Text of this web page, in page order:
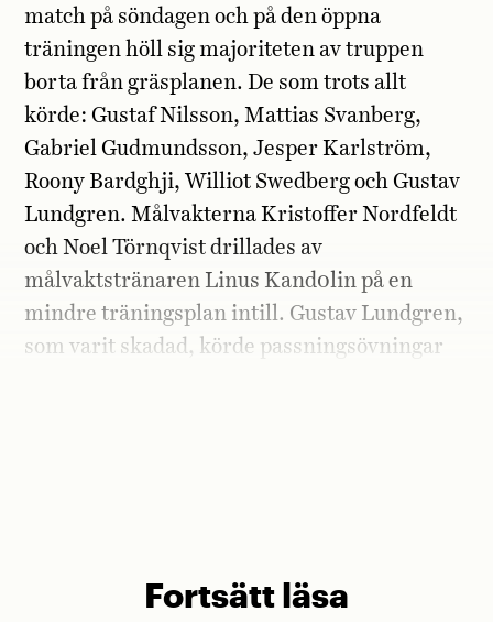
match på söndagen och på den öppna
träningen höll sig majoriteten av truppen
borta från gräsplanen. De som trots allt
körde: Gustaf Nilsson, Mattias Svanberg,
Gabriel Gudmundsson, Jesper Karlström,
Roony Bardghji, Williot Swedberg och Gustav
Lundgren. Målvakterna Kristoffer Nordfeldt
och Noel Törnqvist drillades av
målvaktstränaren Linus Kand0lin på en
mindre träningsplan intill. Gustav Lundgren,
som varit skadad, körde passningsövningar
Fortsätt läsa